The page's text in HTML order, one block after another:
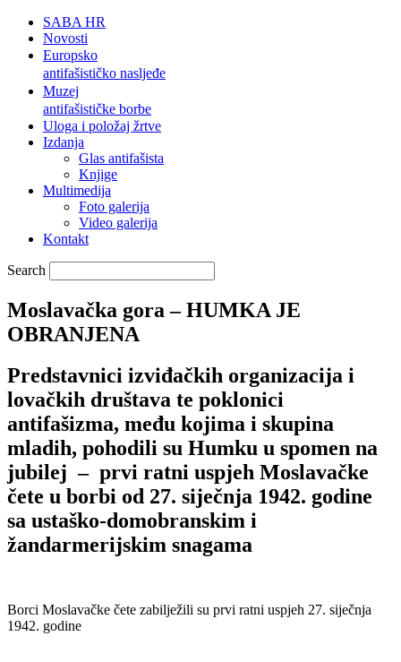
SABA HR
Novosti
Europsko
antifašističko nasljeđe
Muzej
antifašističke borbe
Uloga i položaj žrtve
Izdanja
Glas antifašista
Knjige
Multimedija
Foto galerija
Video galerija
Kontakt
Search
Moslavačka gora – HUMKA JE
OBRANJENA
Predstavnici izviđačkih organizacija i
lovačkih društava te poklonici
antifašizma, među kojima i skupina
mladih, pohodili su Humku u spomen na
jubilej – prvi ratni uspjeh Moslavačke
čete u borbi od 27. siječnja 1942. godine
sa ustaško-domobranskim i
žandarmerijskim snagama
Borci Moslavačke čete zabilježili su prvi ratni uspjeh 27. siječnja
1942. godine